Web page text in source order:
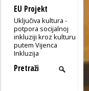
EU Projekt
Uključiva kultura -
potpora socijalnoj
inkluziji kroz kulturu
putem Vijenca
Inkluzija